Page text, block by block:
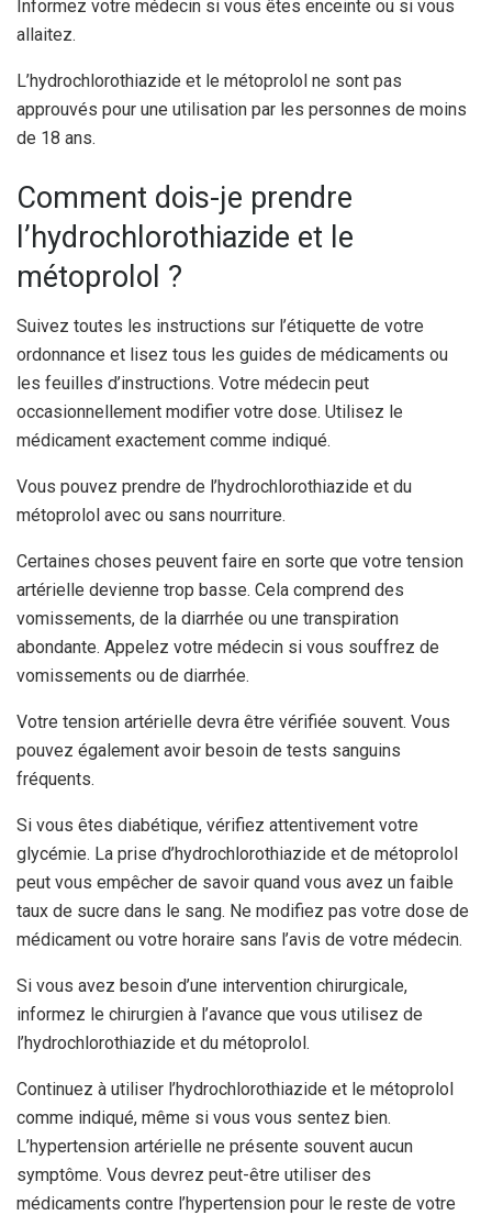
Informez votre médecin si vous êtes enceinte ou si vous
allaitez.
L’hydrochlorothiazide et le métoprolol ne sont pas
approuvés pour une utilisation par les personnes de moins
de 18 ans.
Comment dois-je prendre
l’hydrochlorothiazide et le
métoprolol ?
Suivez toutes les instructions sur l’étiquette de votre
ordonnance et lisez tous les guides de médicaments ou
les feuilles d’instructions. Votre médecin peut
occasionnellement modifier votre dose. Utilisez le
médicament exactement comme indiqué.
Vous pouvez prendre de l’hydrochlorothiazide et du
métoprolol avec ou sans nourriture.
Certaines choses peuvent faire en sorte que votre tension
artérielle devienne trop basse. Cela comprend des
vomissements, de la diarrhée ou une transpiration
abondante. Appelez votre médecin si vous souffrez de
vomissements ou de diarrhée.
Votre tension artérielle devra être vérifiée souvent. Vous
pouvez également avoir besoin de tests sanguins
fréquents.
Si vous êtes diabétique, vérifiez attentivement votre
glycémie. La prise d’hydrochlorothiazide et de métoprolol
peut vous empêcher de savoir quand vous avez un faible
taux de sucre dans le sang. Ne modifiez pas votre dose de
médicament ou votre horaire sans l’avis de votre médecin.
Si vous avez besoin d’une intervention chirurgicale,
informez le chirurgien à l’avance que vous utilisez de
l’hydrochlorothiazide et du métoprolol.
Continuez à utiliser l’hydrochlorothiazide et le métoprolol
comme indiqué, même si vous vous sentez bien.
L’hypertension artérielle ne présente souvent aucun
symptôme. Vous devrez peut-être utiliser des
médicaments contre l’hypertension pour le reste de votre